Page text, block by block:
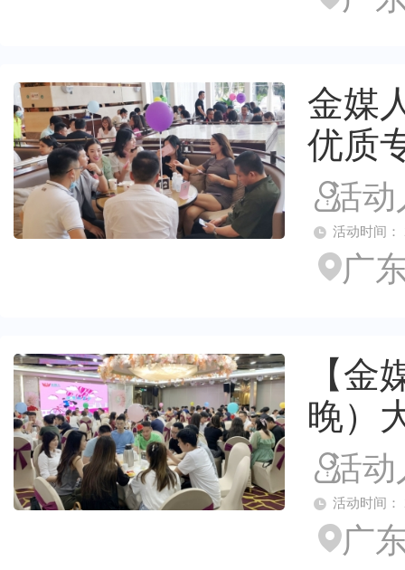
金媒
优质
活
活动时间：
广
【
晚）
活
活动时间：
广